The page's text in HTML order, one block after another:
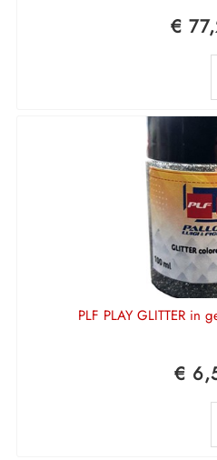
€
PLF PLAY GLITTER in
€